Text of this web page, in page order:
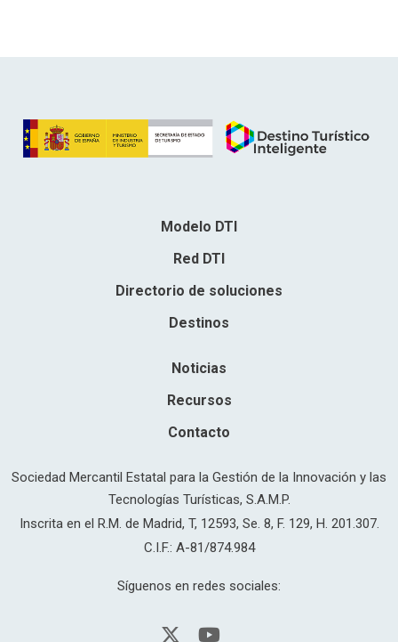
Modelo DTI
Red DTI
Directorio de soluciones
Destinos
Noticias
Recursos
Contacto
Sociedad Mercantil Estatal para la Gestión de la Innovación y las
Tecnologías Turísticas, S.A.M.P.
Inscrita en el R.M. de Madrid, T, 12593, Se. 8, F. 129, H. 201.307.
C.I.F.: A-81/874.984
Síguenos en redes sociales: